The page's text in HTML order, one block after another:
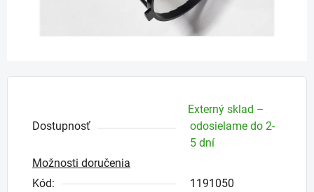
Dostupnosť
Externý sklad –
odosielame do 2-
5 dní
Možnosti doručenia
Kód:
1191050